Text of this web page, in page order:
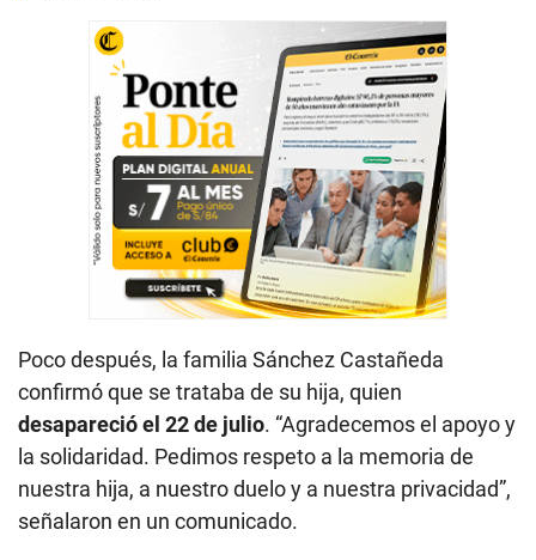
Poco después, la familia Sánchez Castañeda
confirmó que se trataba de su hija, quien
desapareció el 22 de julio. “Agradecemos el apoyo y
la solidaridad. Pedimos respeto a la memoria de
nuestra hija, a nuestro duelo y a nuestra privacidad”,
señalaron en un comunicado.